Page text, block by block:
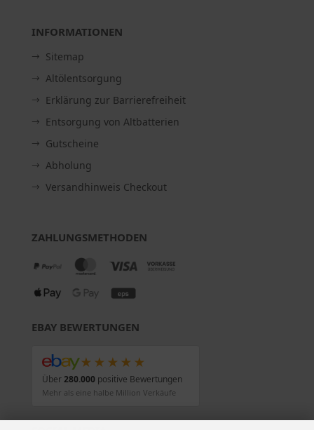
INFORMATIONEN
Sitemap
Altölentsorgung
Erklärung zur Barrierefreiheit
Entsorgung von Altbatterien
Gutscheine
Abholung
Versandhinweis Checkout
ZAHLUNGSMETHODEN
EBAY BEWERTUNGEN
★★★★★
Über280.000 positive Bewertungen
Mehr als eine halbe Million Verkäufe